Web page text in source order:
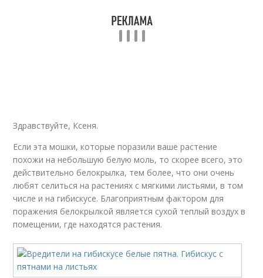
Здравствуйте, Ксеня.
Если эта мошки, которые поразили ваше растение
похожи на небольшую белую моль, то скорее всего, это
действительно белокрылка, тем более, что они очень
любят селиться на растениях с мягкими листьями, в том
числе и на гибискусе. Благоприятным фактором для
поражения белокрылкой является сухой теплый воздух в
помещении, где находятся растения.